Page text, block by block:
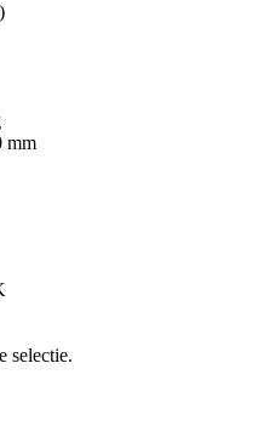
mm
selectie.